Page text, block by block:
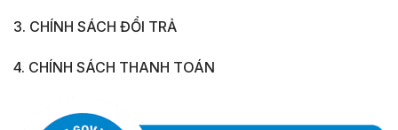
3. CHÍNH SÁCH ĐỔI TRẢ
4. CHÍNH SÁCH THANH TOÁN